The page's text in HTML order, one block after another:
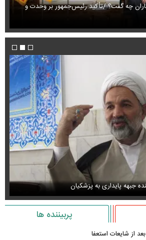
چه گفت؟ /تأکید رئیس‌جمهور بر وحدت و
جبهه پایداری به پزشکیان
پربیننده ها
از شایعات استعفا